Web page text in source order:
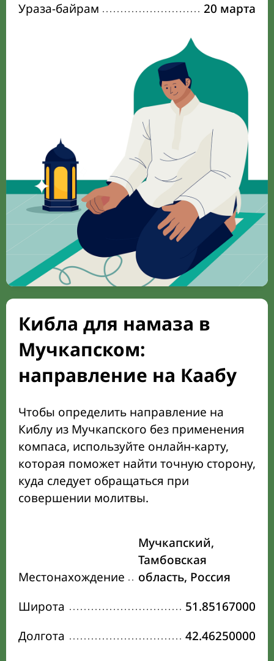
Ураза-байрам
20 марта
Кибла для намаза в
Мучкапском:
направление на Каабу
Чтобы определить направление на
Киблу из Мучкапского без применения
компаса, используйте онлайн-карту,
которая поможет найти точную сторону,
куда следует обращаться при
совершении молитвы.
Местонахождение
Мучкапский,
Тамбовская
область, Россия
Широта
51.85167000
Долгота
42.46250000